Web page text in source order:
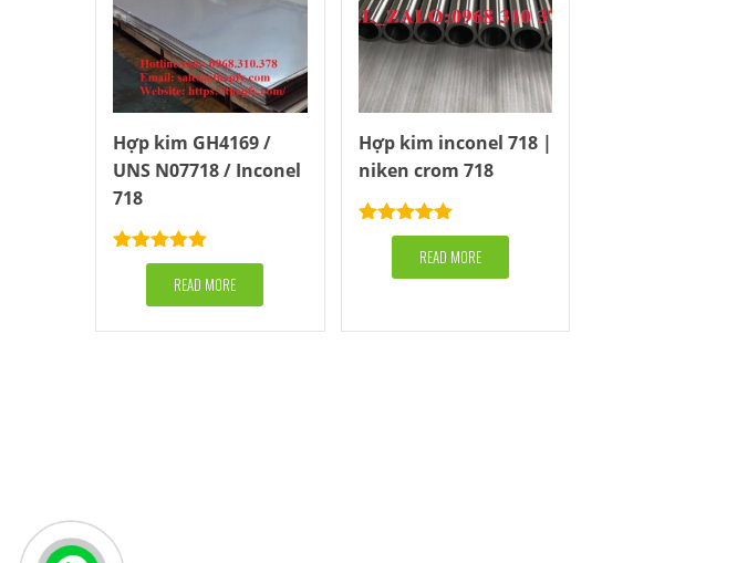
Hợp kim GH4169 /
UNS N07718 / Inconel
718
Rated5.00
out of 5READ MORE
Hợp kim inconel 718 |
niken crom 718
Rated5.00
out of 5READ MORE
Ống đúc kéo nguội là